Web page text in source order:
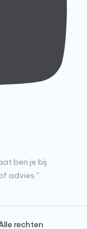
ben je bij
advies."
rechten